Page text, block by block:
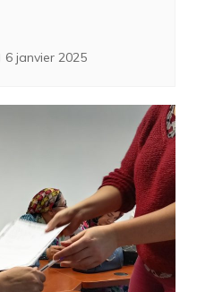
6 janvier 2025